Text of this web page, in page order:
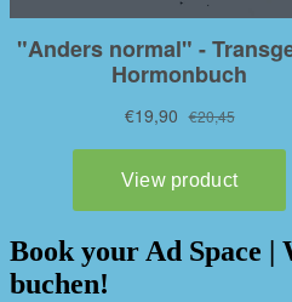
Book your Ad Space |
buchen!